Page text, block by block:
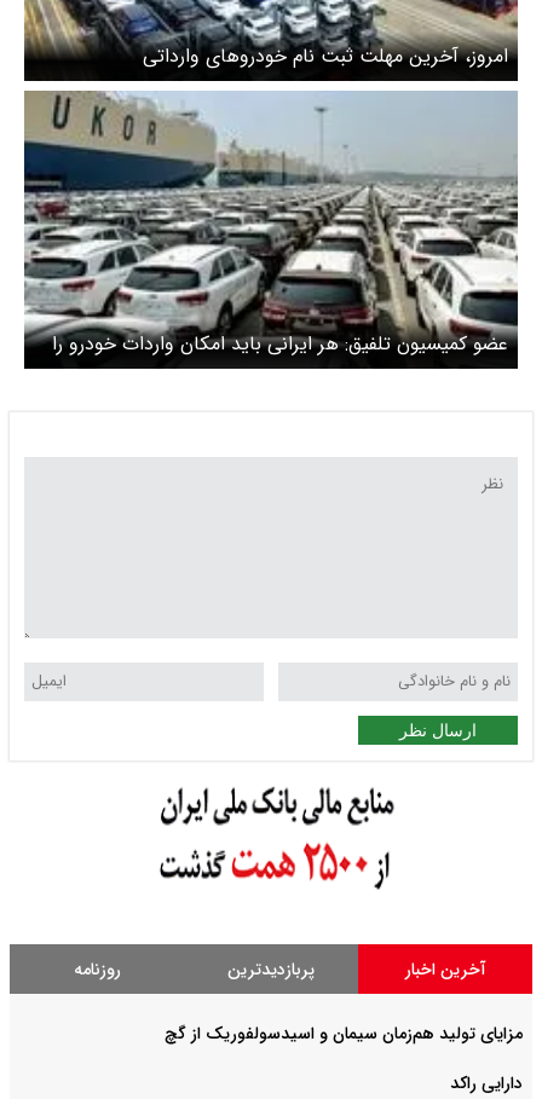
امروز، آخرین مهلت ثبت نام خودروهای وارداتی
عضو کمیسیون تلفیق: هر ایرانی باید امکان واردات خودرو را
داشته باشد
ارسال نظر
آخرین اخبار پربازدیدترین روزنامه
مزایای تولید هم‌زمان سیمان و اسیدسولفوریک از گچ
دارایی راکد